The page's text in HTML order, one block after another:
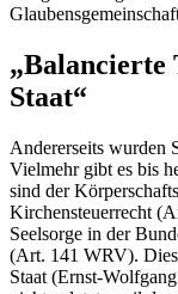
„Balancierte
Staat“
Andererseits wurden
Vielmehr gibt es bis
sind der
Kirchensteuerrecht
Seelsorge in der
(Art. 141 WRV).
Staat (Ernst-